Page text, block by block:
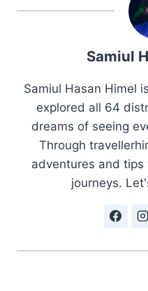
Samiul
Samiul Hasan Himel
explored all 64
dreams of seeing
Through
adventures and tips
journeys.